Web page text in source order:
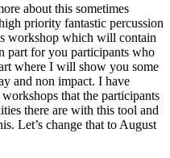
about this sometimes
priority fantastic percussion
workshop which will contain
part for you participants who
where I will show you some
and non impact. I have
that the participants
there are with this tool and
Let’s change that to August